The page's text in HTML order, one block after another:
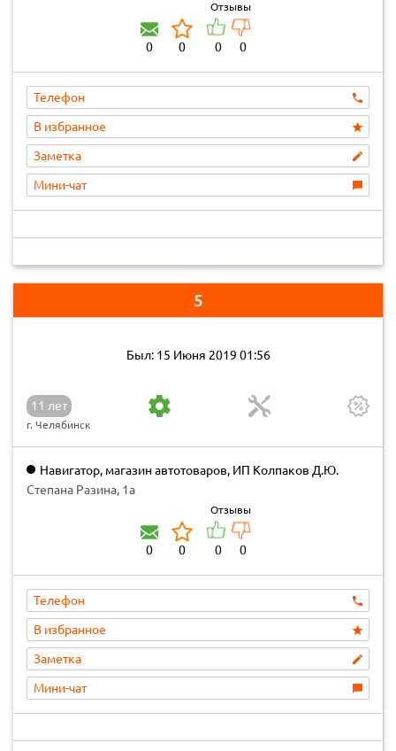
0 0
Отзывы
0 0
Телефон
В избранное
Заметка
Мини-чат
5
Был: 15 Июня 2019 01:56
11 лет
г. Челябинск
Навигатор, магазин автотоваров, ИП Колпаков Д.Ю.
Степана Разина, 1а
0 0
Отзывы
0 0
Телефон
В избранное
Заметка
Мини-чат